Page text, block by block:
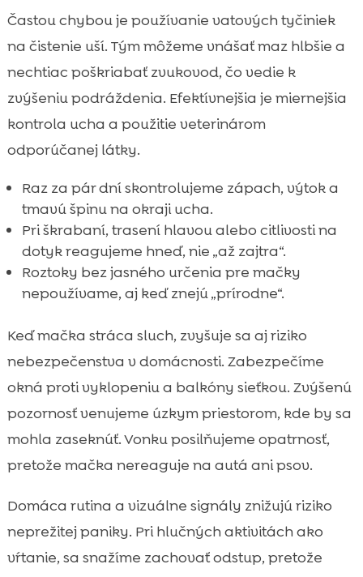
Častou chybou je používanie vatových tyčiniek
na čistenie uší. Tým môžeme vnášať maz hlbšie a
nechtiac poškriabať zvukovod, čo vedie k
zvýšeniu podráždenia. Efektívnejšia je miernejšia
kontrola ucha a použitie veterinárom
odporúčanej látky.
Raz za pár dní skontrolujeme zápach, výtok a
tmavú špinu na okraji ucha.
Pri škrabaní, trasení hlavou alebo citlivosti na
dotyk reagujeme hneď, nie „až zajtra“.
Roztoky bez jasného určenia pre mačky
nepoužívame, aj keď znejú „prírodne“.
Keď mačka stráca sluch, zvyšuje sa aj riziko
nebezpečenstva v domácnosti. Zabezpečíme
okná proti vyklopeniu a balkóny sieťkou. Zvýšenú
pozornosť venujeme úzkym priestorom, kde by sa
mohla zaseknúť. Vonku posilňujeme opatrnosť,
pretože mačka nereaguje na autá ani psov.
Domáca rutina a vizuálne signály znižujú riziko
neprežitej paniky. Pri hlučných aktivitách ako
vŕtanie, sa snažíme zachovať odstup, pretože